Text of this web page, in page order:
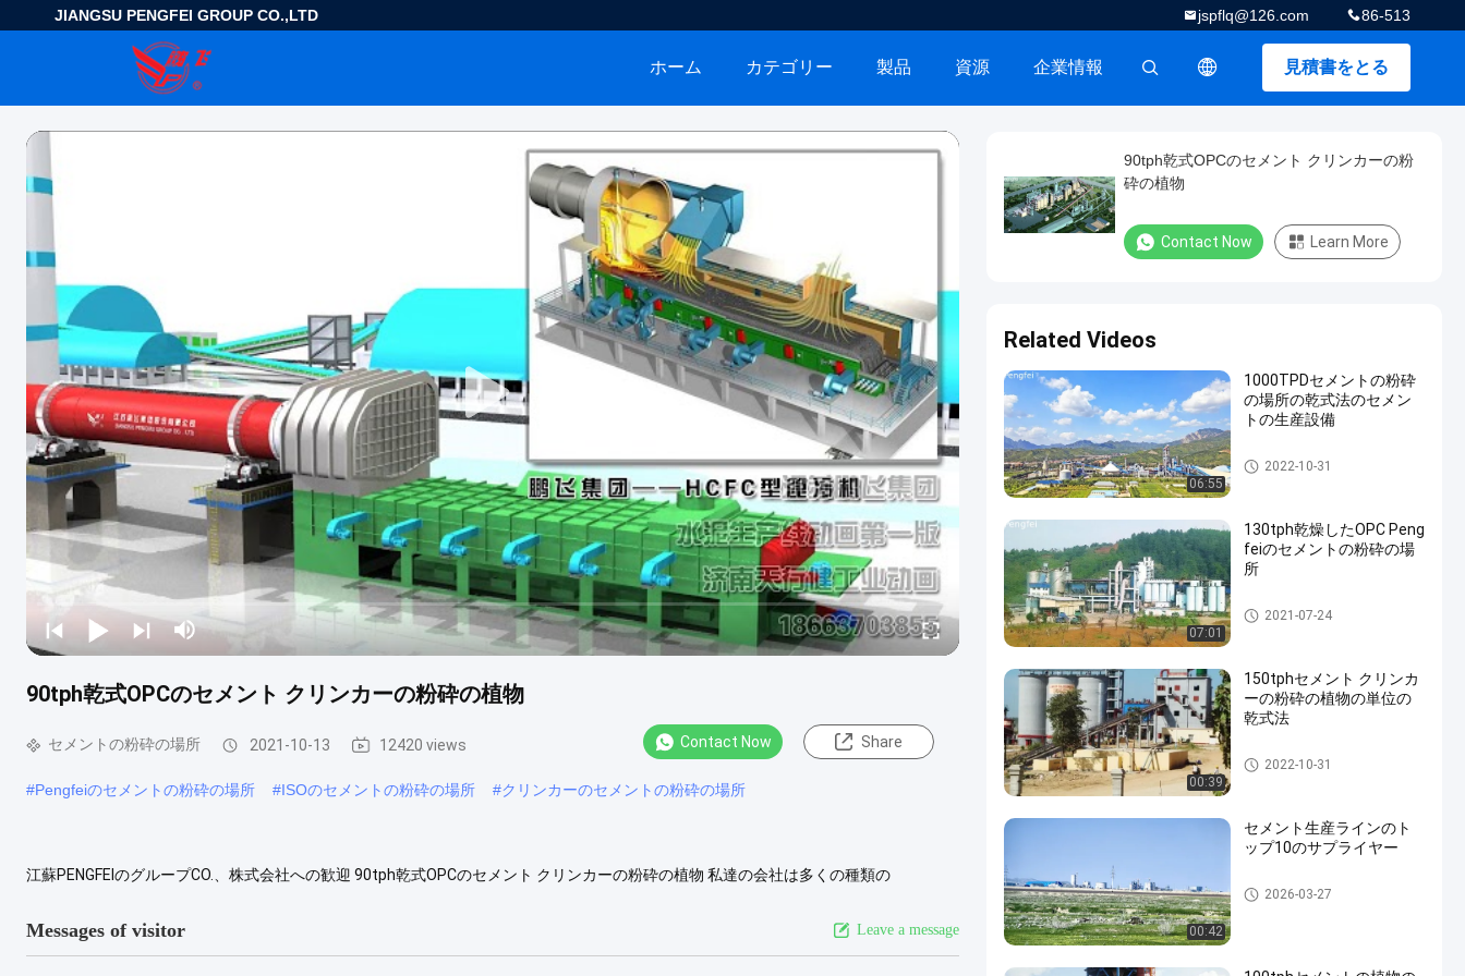
JIANGSU PENGFEI GROUP CO.,LTD 86-513
jspflq@126.com
見積書をとる
ホーム カテゴリー 製品 資源 企業情報
90tph乾式OPCのセメント クリンカーの粉砕の植物
セメントの粉砕の場所 2021-10-13 12420 views Contact Now Share
#Pengfeiのセメントの粉砕の場所 #ISOのセメントの粉砕の場所 #クリンカーのセメントの粉砕の場所
江蘇PENGFEIのグループCO.、株式会社への歓迎 90tph乾式OPCのセメント クリンカーの粉砕の植物 私達の会社は多くの種類の
More
Messages of visitor Leave a message
90tph乾式OPCのセメント クリンカーの粉
砕の植物
Contact Now Learn More
Related Videos
06:55
1000TPDセメントの粉砕
の場所の乾式法のセメン
トの生産設備
セメントの粉砕の場所
2022-10-31
07:01
130tph乾燥したOPC Peng
feiのセメントの粉砕の場
所
セメントの粉砕の場所
2021-07-24
00:39
150tphセメント クリンカ
ーの粉砕の植物の単位の
乾式法
セメントの粉砕の場所
2022-10-31
00:42
セメント生産ラインのト
ップ10のサプライヤー
セメントの生産ライン
2026-03-27